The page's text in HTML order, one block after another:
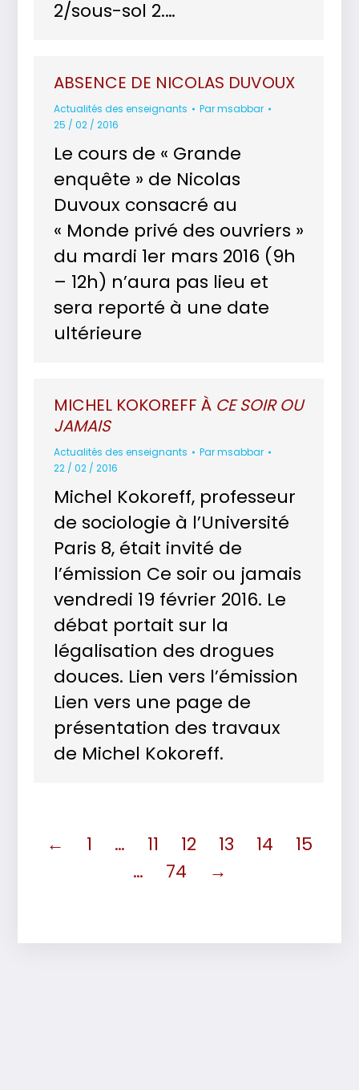
2/sous-sol 2.…
ABSENCE DE NICOLAS DUVOUX
Actualités des enseignants Parmsabbar
25 / 02 / 2016
Le cours de « Grande
enquête » de Nicolas
Duvoux consacré au
« Monde privé des ouvriers »
du mardi 1er mars 2016 (9h
– 12h) n’aura pas lieu et
sera reporté à une date
ultérieure
MICHEL KOKOREFF À CE SOIR OU
JAMAIS
Actualités des enseignants Parmsabbar
22 / 02 / 2016
Michel Kokoreff, professeur
de sociologie à l’Université
Paris 8, était invité de
l’émission Ce soir ou jamais
vendredi 19 février 2016. Le
débat portait sur la
légalisation des drogues
douces. Lien vers l’émission
Lien vers une page de
présentation des travaux
de Michel Kokoreff.
← 1 … 11 12 13 14
15
…
74 →